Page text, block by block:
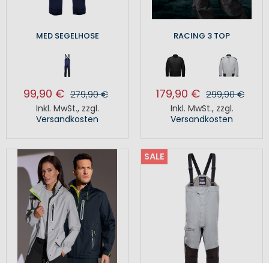
MED SEGELHOSE
99,90 € 279,90 €
Inkl. MwSt., zzgl.
Versandkosten
RACING 3 TOP
179,90 € 299,90 €
Inkl. MwSt., zzgl.
Versandkosten
SALE